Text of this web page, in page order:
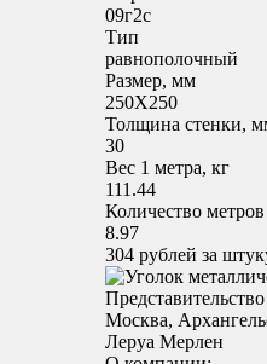
09г2с
Тип
равнополочный
Размер, мм
250X250
Толщина стенки,
30
Вес 1 метра, кг
111.44
Количество
8.97
304 рублей за
Москва,
Леруа Мерлен